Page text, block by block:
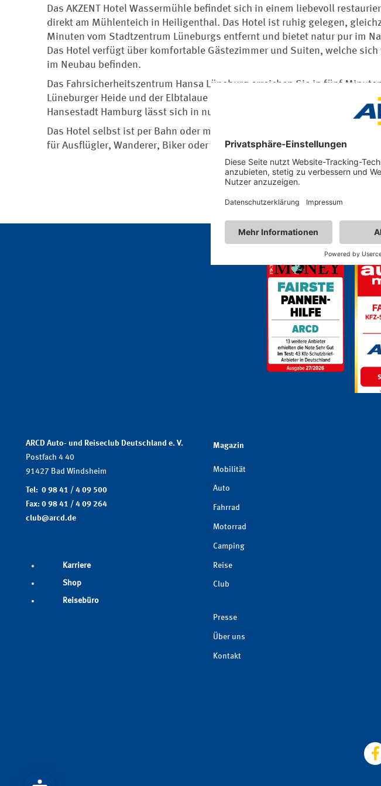
Das AKZENT Hotel Wassermühle befindet sich in einem liebevoll
direkt am Mühlenteich in Heiligenthal. Das Hotel ist ruhig gelegen,
Minuten vom Stadtzentrum Lüneburgs entfernt und bietet natur pur im
Das Hotel verfügt über komfortable Gästezimmer und Suiten, welche
im Neubau befinden.
Das Fahrsicherheitszentrum Hansa Lüneburg erreichen Sie in fünf
Lüneburger Heide und der Elbtalaue sind ebenfalls nur einen
Hansestadt Hamburg lässt sich in nur 40 Minuten ansteuern.
Das Hotel selbst ist per Bahn oder mit dem eigenen PKW gut zu erreichen.
für Ausflügler, Wanderer, Biker oder Busgruppen.
ARCD Auto- und Reiseclub Deutschland e. V.
Postfach 4 40
91427 Bad Windsheim
Tel: 0 98 41 / 4 09 500
Fax: 0 98 41 / 4 09 264
club@arcd.de
Karriere
Shop
Reisebüro
Magazin
Mobilität
Auto
Fahrrad
Motorrad
Camping
Reise
Club
Presse
Über uns
Kontakt